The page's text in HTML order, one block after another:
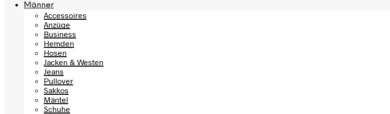
Männer
Accessoires
Anzüge
Business
Hemden
Hosen
Jacken & Westen
Jeans
Pullover
Sakkos
Mäntel
Schuhe